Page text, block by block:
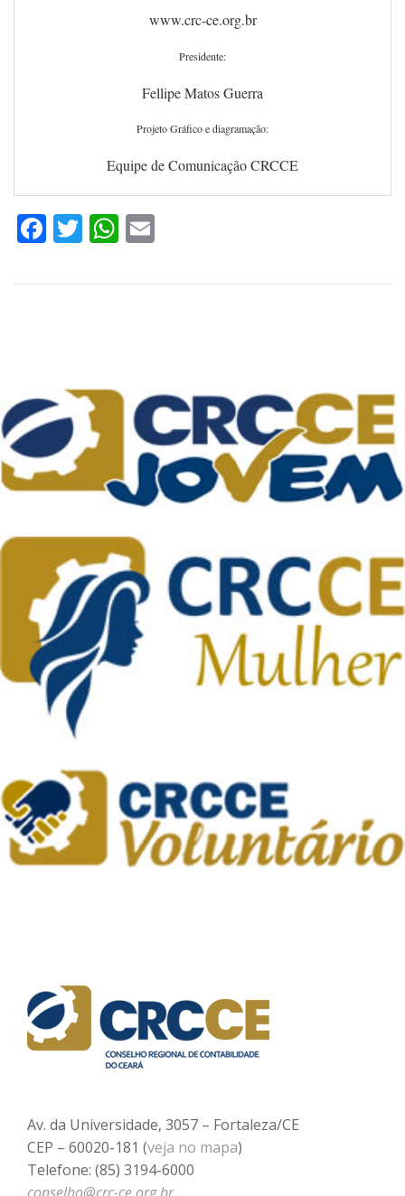
www.crc-ce.org.br
Presidente:
Fellipe Matos Guerra
Projeto Gráfico e diagramação:
Equipe de Comunicação CRCCE
Facebook
TwitterWhatsApp
Av. da Universidade, 3057 – Fortaleza/CE
CEP – 60020-181 (veja no mapa)
Telefone: (85) 3194-6000